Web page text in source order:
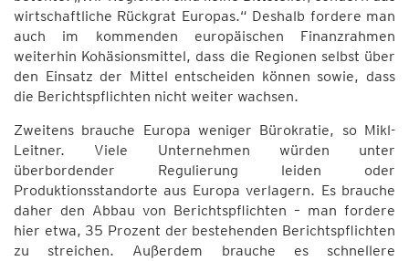
wirtschaftliche Rückgrat Europas.“ Deshalb fordere man
auch im kommenden europäischen Finanzrahmen
weiterhin Kohäsionsmittel, dass die Regionen selbst über
den Einsatz der Mittel entscheiden können sowie, dass
die Berichtspflichten nicht weiter wachsen.
Zweitens brauche Europa weniger Bürokratie, so Mikl-
Leitner. Viele Unternehmen würden unter
überbordender Regulierung leiden oder
Produktionsstandorte aus Europa verlagern. Es brauche
daher den Abbau von Berichtspflichten – man fordere
hier etwa, 35 Prozent der bestehenden Berichtspflichten
zu streichen. Außerdem brauche es schnellere